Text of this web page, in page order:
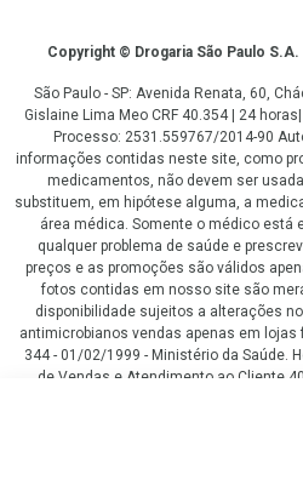
CopyrightCopyright © Drogaria São Paulo
São Paulo - SP: Avenida Renata, 60,
Gislaine Lima Meo CRF 40.354 | 24
Processo: 2531.559767/2014-90
informações contidas neste site, como
medicamentos, não devem ser
substituem, em hipótese alguma, a
área médica. Somente o médico está
qualquer problema de saúde e
preços e as promoções são válidos
fotos contidas em nosso site são
disponibilidade sujeitos a alterações
antimicrobianos vendas apenas em
344 - 01/02/1999 - Ministério da Saúde.
de Vendas e Atendimento ao Cliente